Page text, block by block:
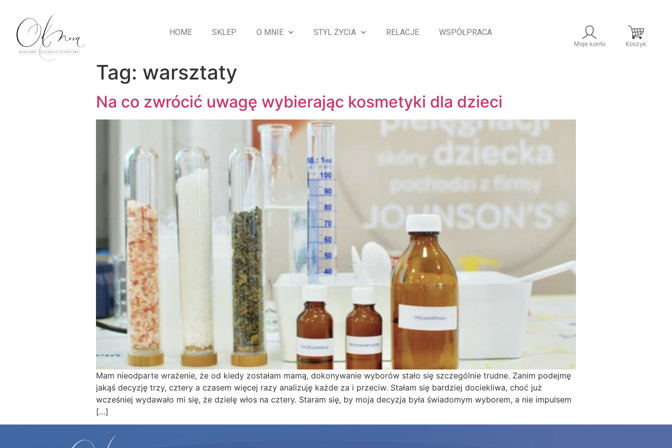
HOME SKLEP O MNIE STYL ŻYCIA RELACJE WSPÓŁPRACA
Moje konto Koszyk
Tag: warsztaty
Na co zwrócić uwagę wybierając kosmetyki dla dzieci
Mam nieodparte wrażenie, że od kiedy zostałam mamą, dokonywanie wyborów stało się szczególnie trudne. Zanim podejmę
jakąś decyzję trzy, cztery a czasem więcej razy analizuję każde za i przeciw. Stałam się bardziej dociekliwa, choć już
wcześniej wydawało mi się, że dzielę włos na cztery. Staram się, by moja decyzja była świadomym wyborem, a nie impulsem
[…]